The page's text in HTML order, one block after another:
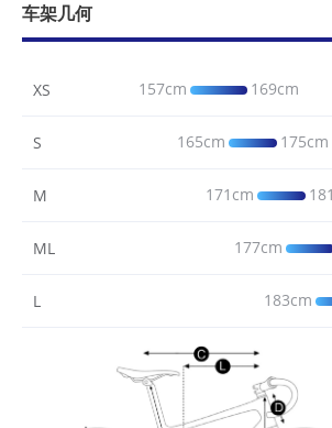
车架几何
XS 157cm 169cm
S 165cm 175cm
M 171cm
ML 177cm
L 183cm